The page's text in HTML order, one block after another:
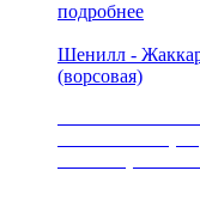
подробнее
Шенилл -
(ворсовая)